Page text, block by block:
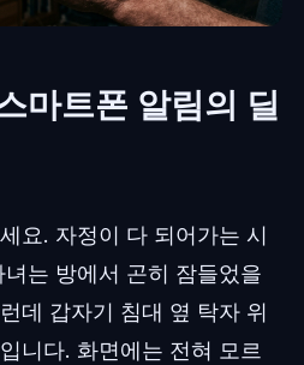
마트폰 알림의 딜
요. 자정이 다 되어가는 시
는 방에서 곤히 잠들었을
데 갑자기 침대 옆 탁자 위
니다. 화면에는 전혀 모르